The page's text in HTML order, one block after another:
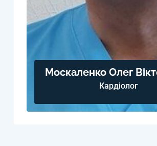
Москаленко Олег
Кардіолог